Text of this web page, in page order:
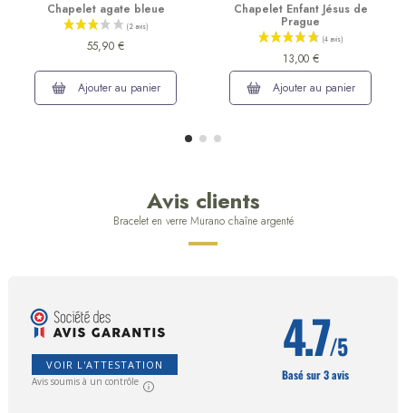
Chapelet agate bleue
55,90 €
Ajouter au panier
Chapelet Enfant Jésus de
Prague
13,00 €
Ajouter au panier
Avis clients
Bracelet en verre Murano chaîne argenté
VOIR L'ATTESTATION
Avis soumis à un contrôle
4.7/5
Basé sur 3 avis